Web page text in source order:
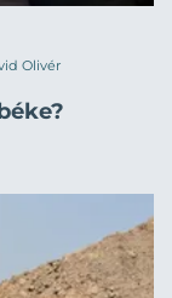
Olivér